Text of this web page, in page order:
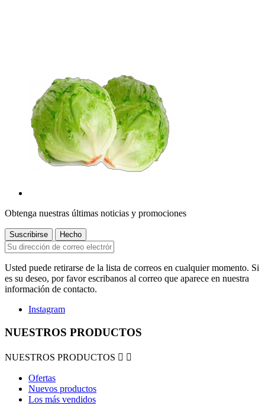
Obtenga nuestras últimas noticias y promociones
Usted puede retirarse de la lista de correos en cualquier momento. Si
es su deseo, por favor escribanos al correo que aparece en nuestra
información de contacto.
Instagram
NUESTROS PRODUCTOS
NUESTROS PRODUCTOS  
Ofertas
Nuevos productos
Los más vendidos